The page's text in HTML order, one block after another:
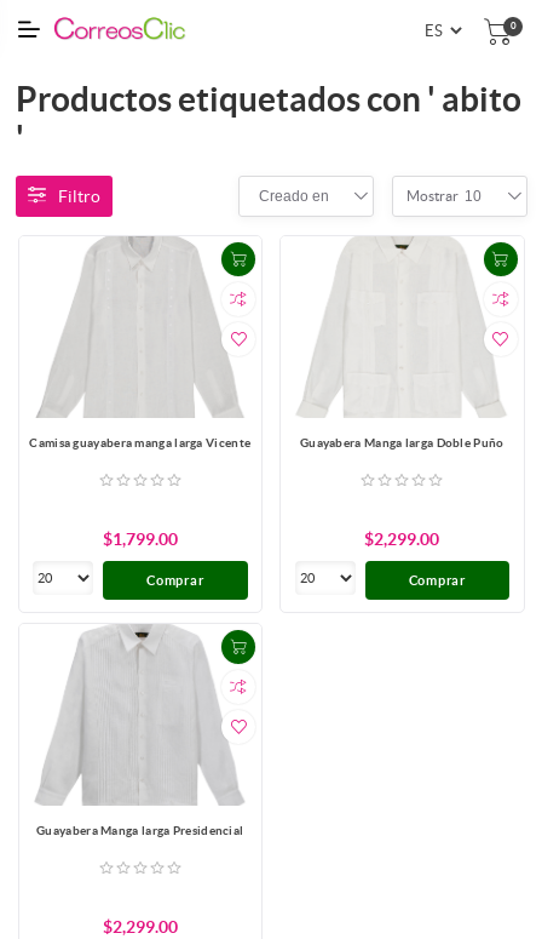
0
Productos etiquetados con ' abito
'
Filtro Creado en Mostrar 10
Camisa guayabera manga larga Vicente
$1,799.00
Comprar
Guayabera Manga larga Doble Puño
$2,299.00
Comprar
Guayabera Manga larga Presidencial
$2,299.00